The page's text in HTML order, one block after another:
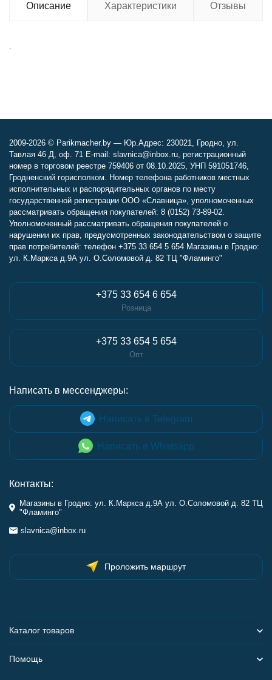
Описание Характеристики Отзывы
2009-2026 © Parikmacher.by — Юр.Адрес: 230021, Гродно, ул.
Тавлая 46 Д, оф. 71 E-mail: slavnica@inbox.ru, регистрационный
номер в торговом реестре 759406 от 08.10.2025, УНП 591051746,
Гродненский горисполком. Номер телефона работников местных
исполнительных и распорядительных органов по месту
государственной регистрации ООО «Славница», уполномоченных
рассматривать обращения покупателей: 8 (0152) 73-89-02.
Уполномоченный рассматривать обращения покупателей о
нарушении их прав, предусмотренных законодательством о защите
прав потребителей: телефон +375 33 654 5 654 Магазины в Гродно:
ул. К.Маркса д.9А ул. О.Соломовой д. 82 ТЦ "Фламинго"
+375 33 654 6 654
Розница
+375 33 654 5 654
Опт
Написать в мессенджеры:
Написать в Telegram
Написать в Whatsapp
Контакты:
Магазины в Гродно: ул. К.Маркса д.9А ул. О.Соломовой д. 82 ТЦ
"Фламинго"
slavnica@inbox.ru
Проложить маршрут
Каталог товаров
Помощь